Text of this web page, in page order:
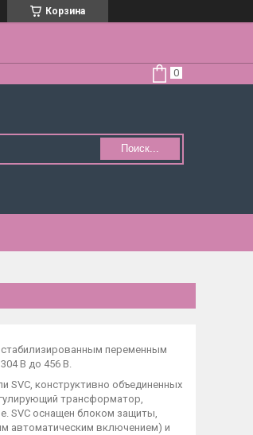
Корзина
Поиск...
стабилизированным переменным
В до 456 В.
SVC, конструктивно объединенных
трансформатор,
SVC оснащен блоком защиты,
автоматическим включением) и